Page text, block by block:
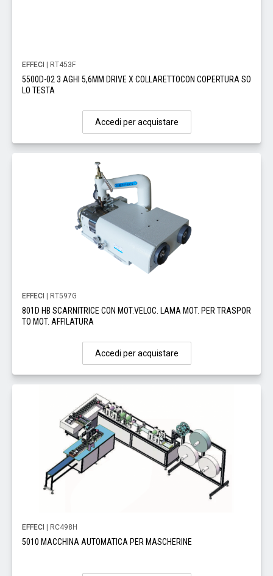
EFFECI | RT453F
5500D-02 3 AGHI 5,6MM DRIVE X COLLARETTOCON COPERTURA SO
LO TESTA
Accedi per acquistare
EFFECI | RT597G
801D HB SCARNITRICE CON MOT.VELOC. LAMA MOT. PER TRASPOR
TO MOT. AFFILATURA
Accedi per acquistare
EFFECI | RC498H
5010 MACCHINA AUTOMATICA PER MASCHERINE